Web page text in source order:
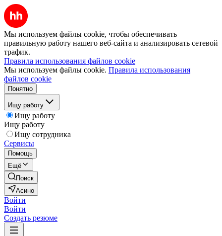
Мы используем файлы cookie, чтобы обеспечивать
правильную работу нашего веб-сайта и анализировать сетевой
трафик.
Правила использования файлов cookie
Мы используем файлы cookie. Правила использования
файлов cookie
Понятно
Ищу работу
Ищу работу
Ищу работу
Ищу сотрудника
Сервисы
Помощь
Ещё
Поиск
Асино
Войти
Войти
Создать резюме